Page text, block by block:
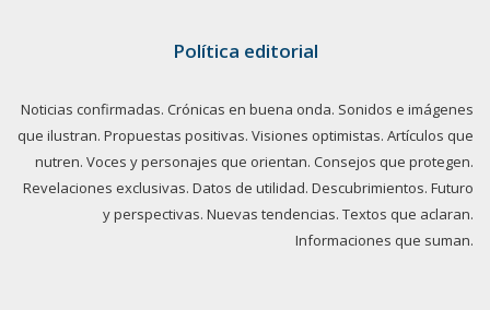
Política editorial
Noticias confirmadas. Crónicas en buena onda. Sonidos e imágenes
que ilustran. Propuestas positivas. Visiones optimistas. Artículos que
nutren. Voces y personajes que orientan. Consejos que protegen.
Revelaciones exclusivas. Datos de utilidad. Descubrimientos. Futuro
y perspectivas. Nuevas tendencias. Textos que aclaran.
Informaciones que suman.